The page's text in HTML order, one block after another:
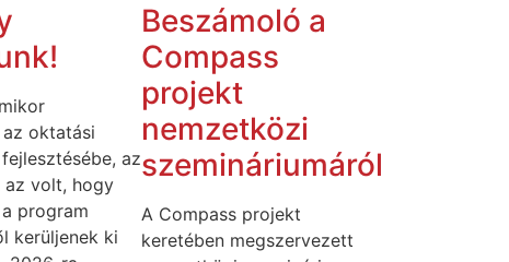
oktatási
az
az volt, hogy
program
kerüljenek ki
Beszámoló a
Compass
projekt
nemzetközi
szemináriumáról
A Compass projekt
keretében megszervezett